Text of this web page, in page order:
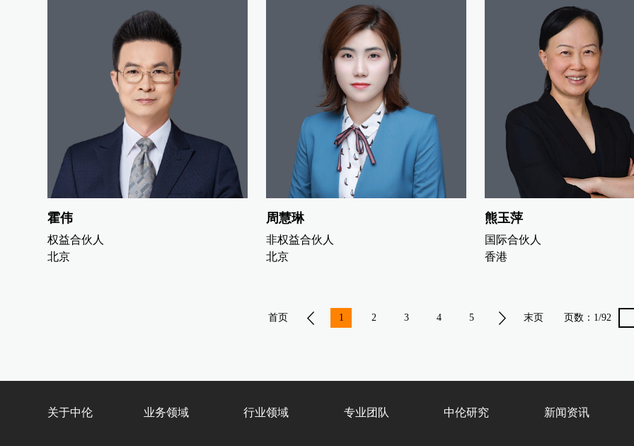
霍伟
权益合伙人
北京
周慧琳
非权益合伙人
北京
熊玉萍
国际合伙人
香港
首页 1 2 3 4 5 末页 页数： 1/92
关于中伦 业务领域 行业领域 专业团队 中伦研究 新闻资讯